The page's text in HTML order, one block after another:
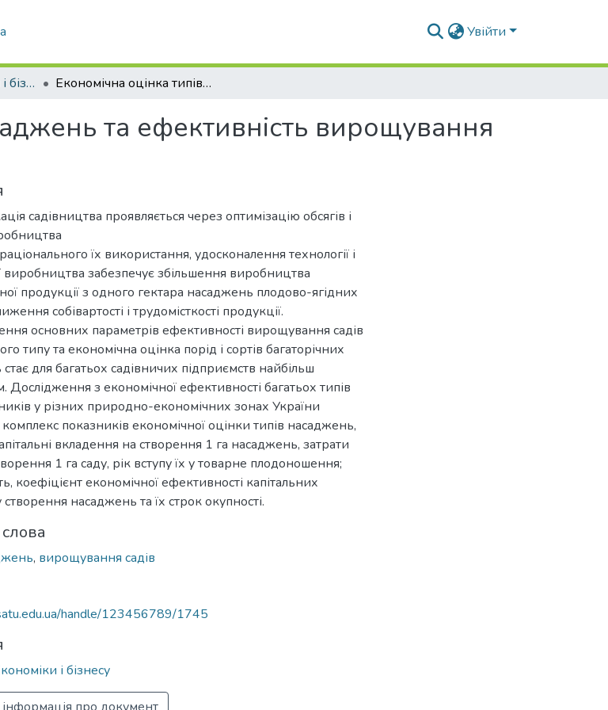
Увійти
Кафедра Економіки і бізнесу Економічна оцінка типів насаджень та ефективність вирощування садів промислового типу
та ефективність вирощування
садівництва проявляється через оптимізацію обсягів і
їх використання, удосконалення технології і
виробництва забезпечує збільшення виробництва
продукції з одного гектара насаджень плодово-ягідних
собівартості і трудомісткості продукції.
основних параметрів ефективності вирощування садів
типу та економічна оцінка порід і сортів багаторічних
для багатьох садівничих підприємств найбільш
Дослідження з економічної ефективності багатьох типів
у різних природно-економічних зонах України
показників економічної оцінки типів насаджень,
вкладення на створення 1 га насаджень, затрати
1 га саду, рік вступу їх у товарне плодоношення;
коефіцієнт економічної ефективності капітальних
насаджень та їх строк окупності.
, вирощування садів
handle/123456789/1745
і бізнесу